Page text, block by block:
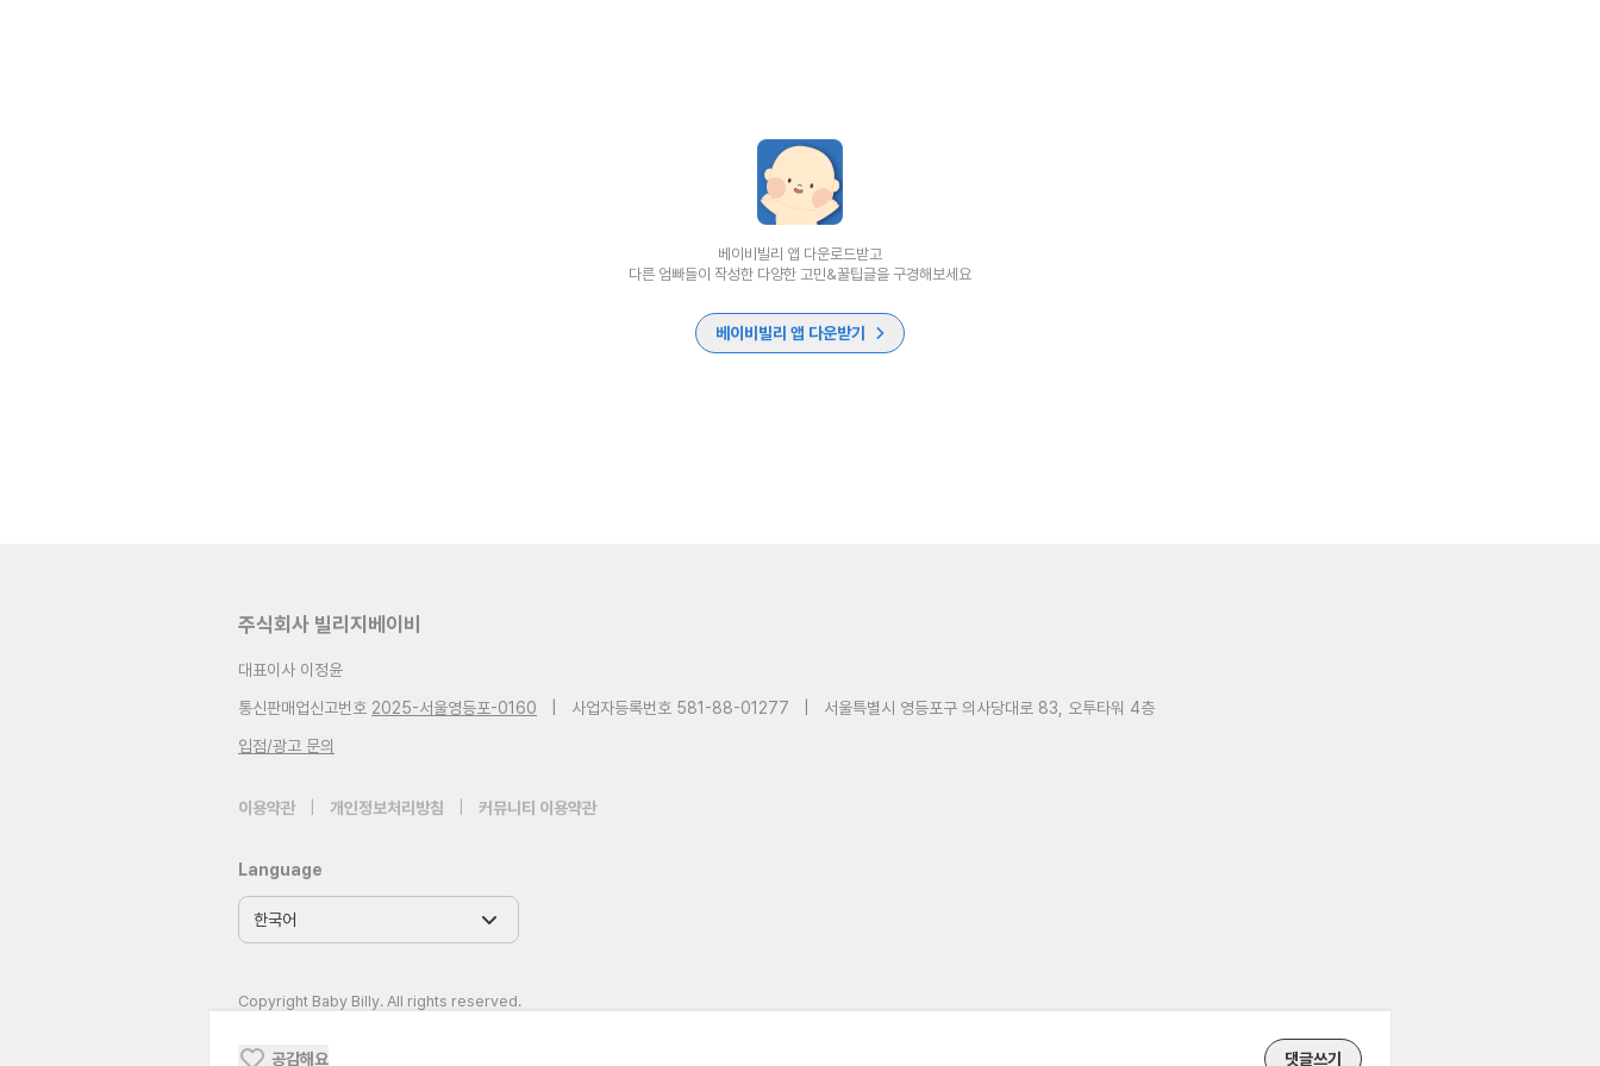
공감해요 댓글쓰기
베이비빌리 앱 다운로드받고
다른 엄빠들이 작성한 다양한 고민&꿀팁글을 구경해보세요
베이비빌리 앱 다운받기
주식회사 빌리지베이비
대표이사 이정윤
통신판매업신고번호 2025-서울영등포-0160 사업자등록번호 581-88-01277
서울특별시 영등포구 의사당대로 83, 오투타워 4층
입점/광고 문의
이용약관 개인정보처리방침 커뮤니티 이용약관
Language
Copyright Baby Billy. All rights reserved.